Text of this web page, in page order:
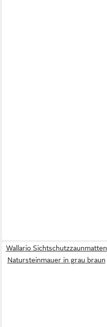
Wallario Sichtschutzzaunmatten
Natursteinmauer in grau braun